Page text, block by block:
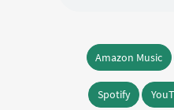
Amazon Music
Spotify